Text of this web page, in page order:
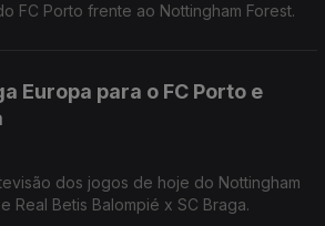
FC Porto frente ao Nottingham Forest.
Europa para o FC Porto e
dos jogos de hoje do Nottingham
Real Betis Balompié x SC Braga.